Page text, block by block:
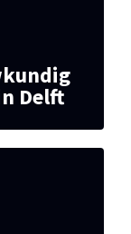
Delft